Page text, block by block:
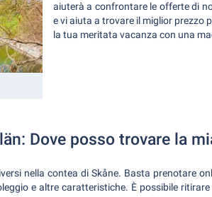
aiuterà a confrontare le offerte di
e vi aiuta a trovare il miglior prezzo
la tua meritata vacanza con una
Dove posso trovare la
nella contea di Skåne. Basta prenotare
e altre caratteristiche. È possibile